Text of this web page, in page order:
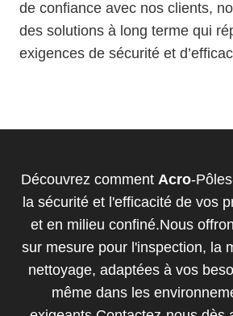
de confiance avec nos clients,
des solutions à long terme qui
exigences de sécurité et
Découvrez comment Acro-
la sécurité et l'efficacité de vos
et en milieu confiné.Nous
sur mesure pour l'inspection, la
nettoyage, adaptées à vos
même dans les